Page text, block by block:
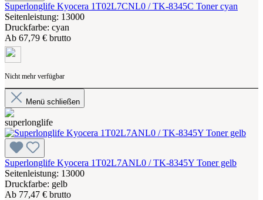
Superlonglife Kyocera 1T02L7CNL0 / TK-8345C Toner cyan
Seitenleistung: 13000
Druckfarbe: cyan
Ab 67,79 € brutto
Nicht mehr verfügbar
Menü schließen
Superlonglife Kyocera 1T02L7ANL0 / TK-8345Y Toner gelb
Seitenleistung: 13000
Druckfarbe: gelb
Ab 77,47 € brutto